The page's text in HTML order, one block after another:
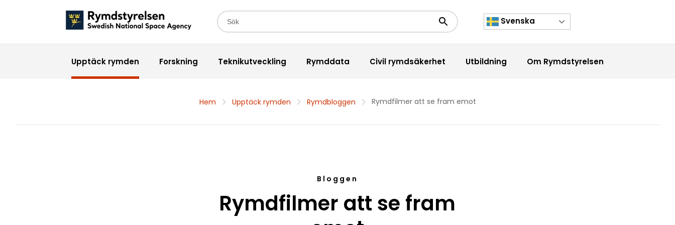
Sökfält
Sökknapp Svenska
Upptäck rymden Forskning Teknikutveckling Rymddata Civil rymdsäkerhet Utbildning Om Rymdstyrelsen
Hem Upptäck rymden Rymdbloggen Rymdfilmer att se fram emot
Bloggen
Rymdfilmer att se fram